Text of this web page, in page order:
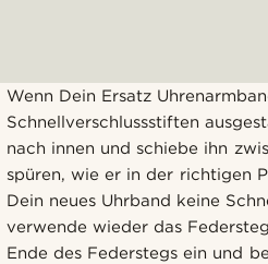
Wenn Dein Ersatz
Schnellverschlussstiften
nach innen und schiebe ihn
spüren, wie er in der richtigen
Dein neues Uhrband keine
verwende wieder das
Ende des Federstegs ein und